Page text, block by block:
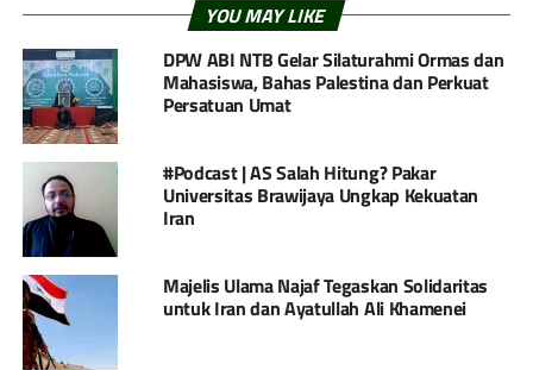
YOU MAY LIKE
DPW ABI NTB Gelar Silaturahmi Ormas dan
Mahasiswa, Bahas Palestina dan Perkuat
Persatuan Umat
#Podcast | AS Salah Hitung? Pakar
Universitas Brawijaya Ungkap Kekuatan
Iran
Majelis Ulama Najaf Tegaskan Solidaritas
untuk Iran dan Ayatullah Ali Khamenei